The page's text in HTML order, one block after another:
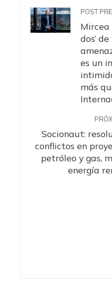
POST
Mircea
dos’
es un
más
Socionaut:
conflictos en
petróleo y gas,
energía